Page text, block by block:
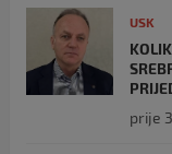
USK
prije